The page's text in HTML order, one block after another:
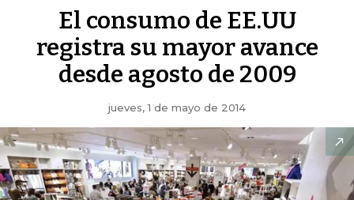
El consumo de EE.UU
registra su mayor avance
desde agosto de 2009
jueves, 1 de mayo de 2014